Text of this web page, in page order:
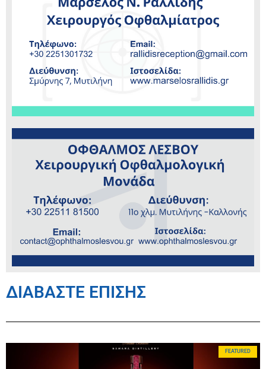
ΔΙΑΒΑΣΤΕ ΕΠΙΣΗΣ
FEATURED